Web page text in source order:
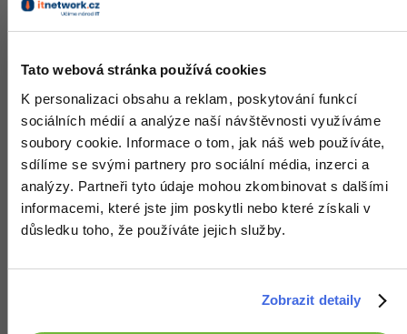
Tato webová stránka používá cookies
K personalizaci obsahu a reklam, poskytování funkcí
sociálních médií a analýze naší návštěvnosti využíváme
soubory cookie. Informace o tom, jak náš web používáte,
sdílíme se svými partnery pro sociální média, inzerci a
analýzy. Partneři tyto údaje mohou zkombinovat s dalšími
informacemi, které jste jim poskytli nebo které získali v
důsledku toho, že používáte jejich služby.
Zobrazit detaily
Fragmentace paketu
Je první možnost řešení různých MTU. Pracuje